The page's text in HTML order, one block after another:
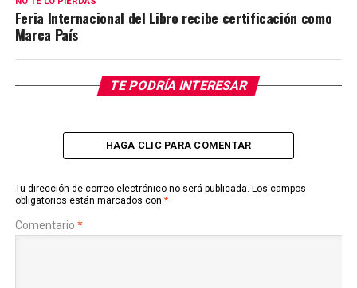
Feria Internacional del Libro recibe certificación como
Marca País
TE PODRÍA INTERESAR
HAGA CLIC PARA COMENTAR
Tu dirección de correo electrónico no será publicada. Los campos
obligatorios están marcados con *
Comentario *